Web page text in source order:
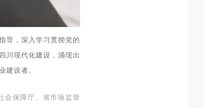
导，深入学习贯彻党的
川现代化建设，涌现出
建设者。
会保障厅、省市场监管